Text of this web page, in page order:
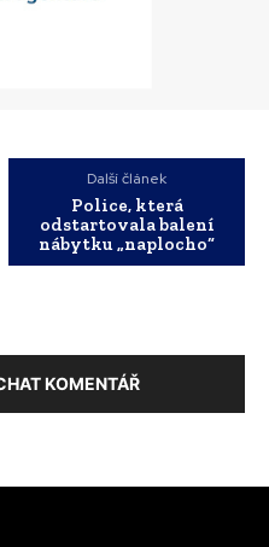
Další článek
Police, která
odstartovala balení
nábytku „naplocho“
KOMENTÁŘ